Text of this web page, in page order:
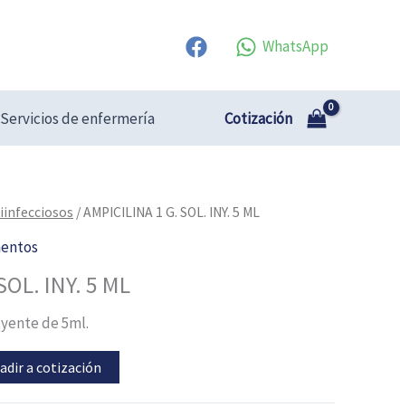
WhatsApp
Servicios de enfermería Cotización
/ AMPICILINA 1 G. SOL. INY. 5 ML
INY. 5 ML
de 5ml.
a cotización